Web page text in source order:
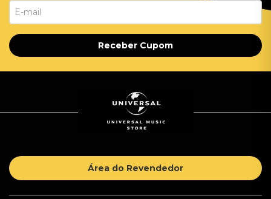
Receber Cupom
Área do Revendedor